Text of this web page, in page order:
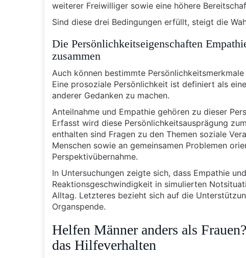
weiterer Freiwilliger sowie eine höhere
Sind diese drei Bedingungen erfüllt, steigt die
Die Persönlichkeitseigenschaften
zusammen
Auch können bestimmte
Eine prosoziale Persönlichkeit ist definiert als
anderer Gedanken zu machen.
Anteilnahme und Empathie gehören zu dieser
Erfasst wird diese Persönlichkeitsausprägung
enthalten sind Fragen zu den Themen soziale
Menschen sowie an gemeinsamen Problemen
Perspektivübernahme.
In Untersuchungen zeigte sich, dass Empathie
Reaktionsgeschwindigkeit in simulierten
Alltag. Letzteres bezieht sich auf die
Organspende.
Helfen Männer anders als
das Hilfeverhalten